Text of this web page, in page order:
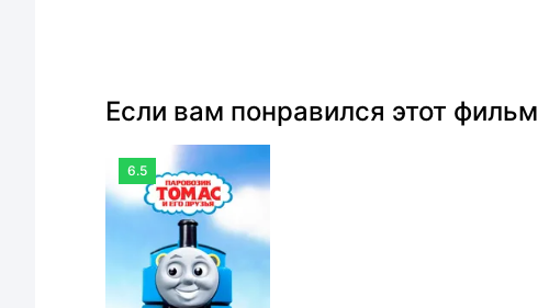
Если вам понравился этот фильм
6.5